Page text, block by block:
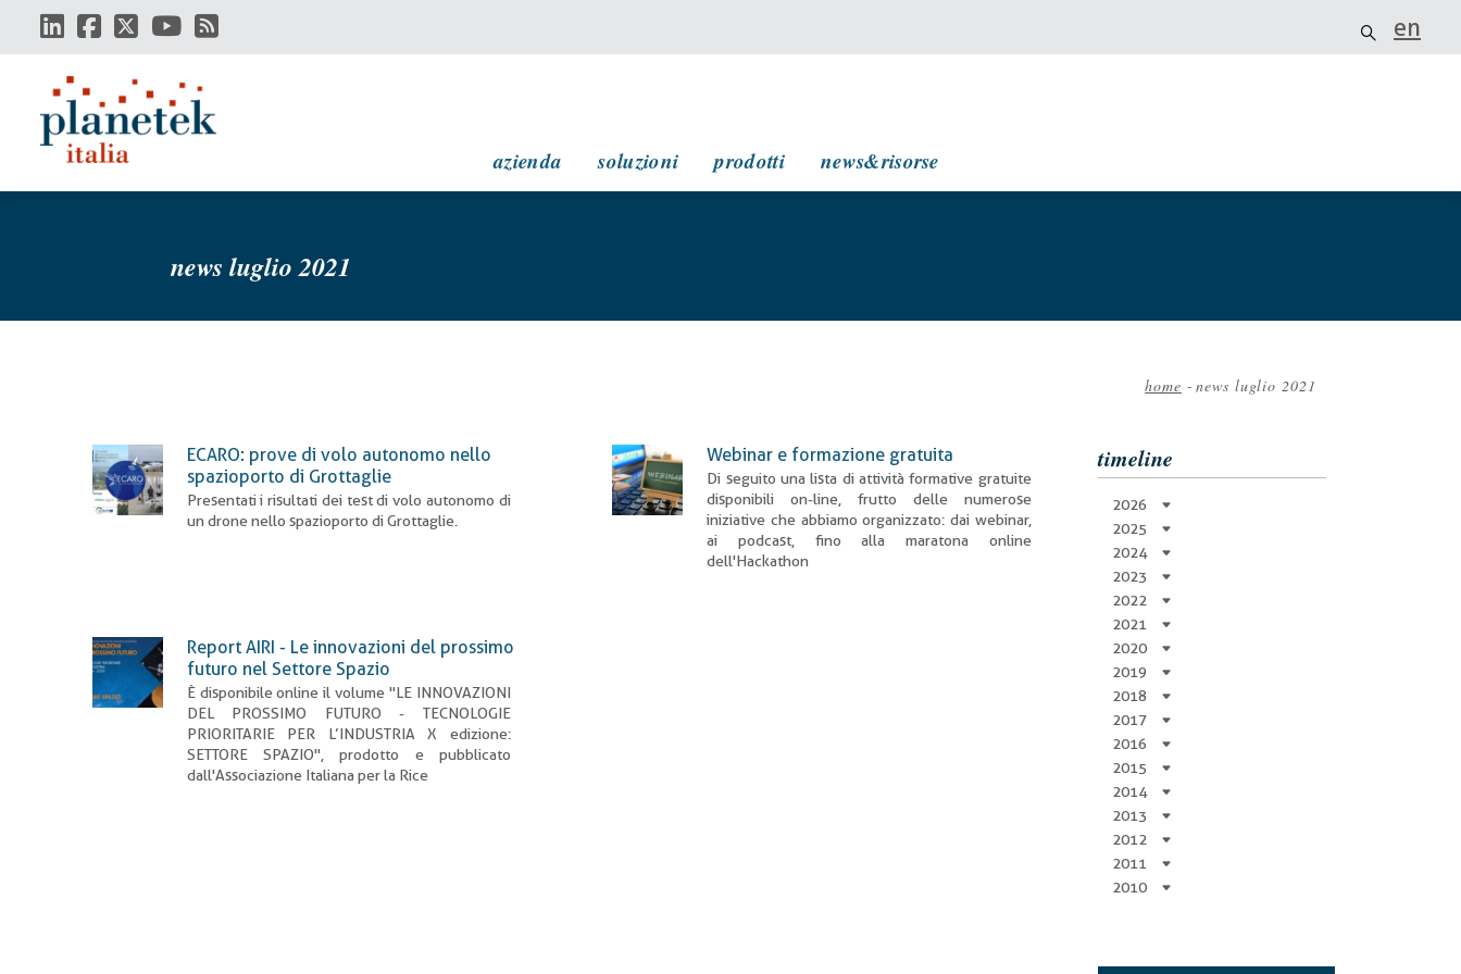
contenuto
en
azienda soluzioni prodotti news&risorse
news luglio 2021
pane
home - news luglio 2021
ECARO: prove di volo autonomo nello
spazioporto di Grottaglie
Presentati i risultati dei test di volo autonomo di
un drone nello spazioporto di Grottaglie.
Webinar e formazione gratuita
Di seguito una lista di attività formative gratuite
disponibili on-line, frutto delle numerose
iniziative che abbiamo organizzato: dai webinar,
ai podcast, fino alla maratona online
dell'Hackathon
Report AIRI - Le innovazioni del prossimo
futuro nel Settore Spazio
È disponibile online il volume "LE INNOVAZIONI
DEL PROSSIMO FUTURO - TECNOLOGIE
PRIORITARIE PER L’INDUSTRIA X edizione:
SETTORE SPAZIO", prodotto e pubblicato
dall'Associazione Italiana per la Rice
timeline
2026
2025
2024
2023
2022
2021
2020
2019
2018
2017
2016
2015
2014
2013
2012
2011
2010